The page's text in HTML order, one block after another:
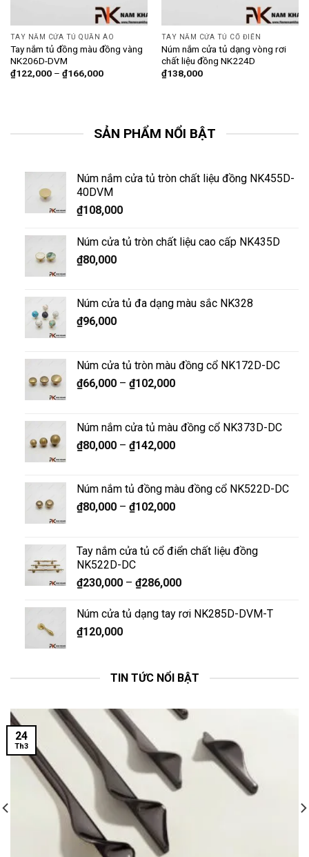
TAY NẮM CỬA TỦ QUẦN ÁO
Tay nắm tủ đồng màu đồng vàng
NK206D-DVM
₫122,000– ₫166,000
TAY NẮM CỬA TỦ CỔ ĐIỂN
Núm nắm cửa tủ dạng vòng rơi
chất liệu đồng NK224D
₫138,000
SẢN PHẨM NỔI BẬT
Núm nắm cửa tủ tròn chất liệu đồng NK455D-
40DVM
₫108,000
Núm cửa tủ tròn chất liệu cao cấp NK435D
₫80,000
Núm cửa tủ đa dạng màu sắc NK328
₫96,000
Núm cửa tủ tròn màu đồng cổ NK172D-DC
₫66,000– ₫102,000
Núm nắm cửa tủ màu đồng cổ NK373D-DC
₫80,000– ₫142,000
Núm nắm tủ đồng màu đồng cổ NK522D-DC
₫80,000– ₫102,000
Tay nắm cửa tủ cổ điển chất liệu đồng
NK522D-DC
₫230,000– ₫286,000
Núm cửa tủ dạng tay rơi NK285D-DVM-T
₫120,000
TIN TỨC NỔI BẬT
24
Th3